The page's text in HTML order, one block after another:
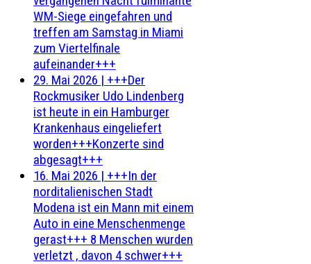
WM-Siege eingefahren und
treffen am Samstag in Miami
zum Viertelfinale
aufeinander+++
29. Mai 2026 | +++Der
Rockmusiker Udo Lindenberg
ist heute in ein Hamburger
Krankenhaus eingeliefert
worden+++Konzerte sind
abgesagt+++
16. Mai 2026 | +++In der
norditalienischen Stadt
Modena ist ein Mann mit einem
Auto in eine Menschenmenge
gerast+++ 8 Menschen wurden
verletzt , davon 4 schwer+++